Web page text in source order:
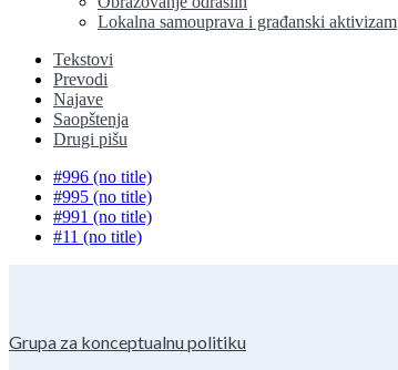
Lokalna samouprava i građanski aktivizam
Tekstovi
Prevodi
Najave
Saopštenja
Drugi pišu
#996 (no title)
#995 (no title)
#991 (no title)
#11 (no title)
Grupa za konceptualnu politiku